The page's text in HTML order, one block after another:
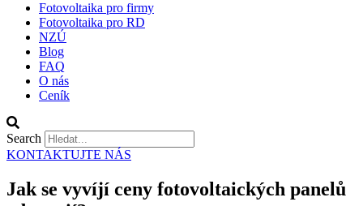
Fotovoltaika pro firmy
Fotovoltaika pro RD
NZÚ
Blog
FAQ
O nás
Ceník
Search
KONTAKTUJTE NÁS
Jak se vyvíjí ceny fotovoltaických panelů